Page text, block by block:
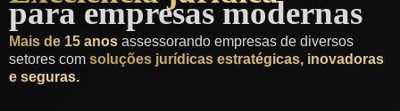
para empresas modernas
Mais de 15 anos assessorando empresas de diversos
setores com soluções jurídicas estratégicas, inovadoras
e seguras.